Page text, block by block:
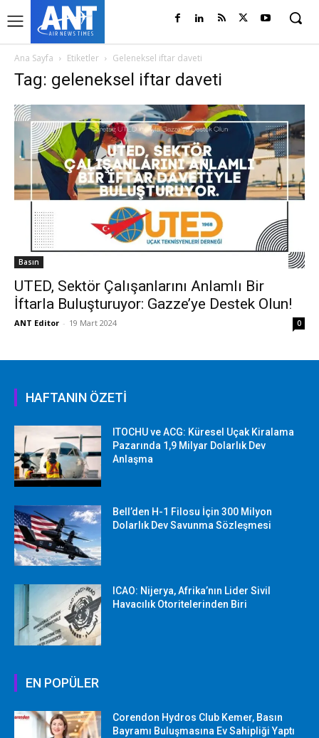
Ana Sayfa Etiketler Geleneksel iftar daveti
Tag: geleneksel iftar daveti
Basın
UTED, Sektör Çalışanlarını Anlamlı Bir
İftarla Buluşturuyor: Gazze’ye Destek Olun!
ANT Editor - 19 Mart 2024 0
HAFTANIN ÖZETİ
ITOCHU ve ACG: Küresel Uçak Kiralama
Pazarında 1,9 Milyar Dolarlık Dev
Anlaşma
Bell’den H-1 Filosu İçin 300 Milyon
Dolarlık Dev Savunma Sözleşmesi
ICAO: Nijerya, Afrika’nın Lider Sivil
Havacılık Otoritelerinden Biri
EN POPÜLER
Corendon Hydros Club Kemer, Basın
Bayramı Buluşmasına Ev Sahipliği Yaptı